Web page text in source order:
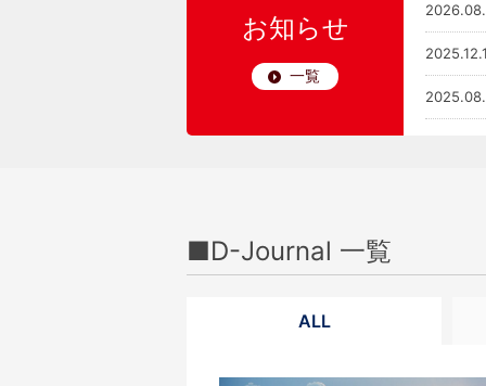
お知らせ
一覧
■D-Journal 一覧
ALL